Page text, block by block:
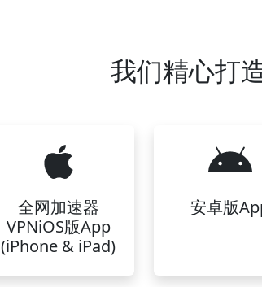
我们精心打
全网加速器
VPNiOS版App
(iPhone & iPad)
安卓版